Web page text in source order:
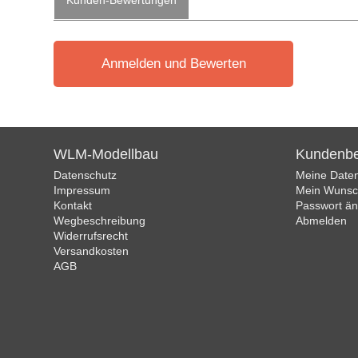
Anmelden und Bewerten
WLM-Modellbau
Datenschutz
Impressum
Kontakt
Wegbeschreibung
Widerrufsrecht
Versandkosten
AGB
Meine
Mein
Passwort
Abmelden